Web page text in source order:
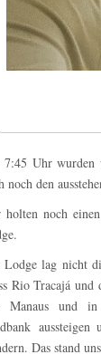
7:45 Uhr wurden
noch den
noch
lag nicht
Rio Tracajá und
Manaus und in
Das stand